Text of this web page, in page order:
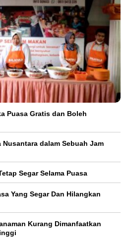
Puasa Gratis dan Boleh
dalam Sebuah Jam
Segar Selama Puasa
Yang Segar Dan Hilangkan
Kurang Dimanfaatkan